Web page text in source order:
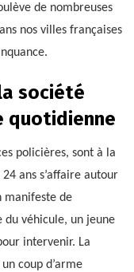
de nombreuses
nos villes françaises
société
quotidienne
policières, sont à la
ans s’affaire autour
manifeste de
véhicule, un jeune
intervenir. La
coup d’arme